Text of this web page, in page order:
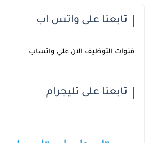
تابعنا على واتس اب
قنوات التوظيف الان علي واتساب
تابعنا على تليجرام